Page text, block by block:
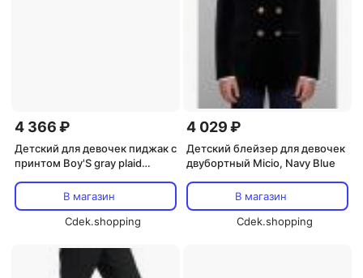
4 366 ₽
Детский для девочек пиджак с
принтом Boy'S gray plaid
patterned lined double-
breasted sports blazer jacket
Micio, Gray
В магазин
Cdek.shopping
4 029 ₽
Детский блейзер для девочек
двубортный Micio, Navy Blue
В магазин
Cdek.shopping